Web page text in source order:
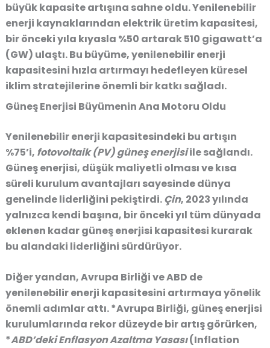
büyük kapasite artışına sahne oldu. Yenilenebilir
enerji kaynaklarından elektrik üretim kapasitesi,
bir önceki yıla kıyasla %50 artarak 510 gigawatt’a
(GW) ulaştı. Bu büyüme, yenilenebilir enerji
kapasitesini hızla artırmayı hedefleyen küresel
iklim stratejilerine önemli bir katkı sağladı.
Güneş Enerjisi Büyümenin Ana Motoru Oldu
Yenilenebilir enerji kapasitesindeki bu artışın
%75’i, fotovoltaik (PV) güneş enerjisiile sağlandı.
Güneş enerjisi, düşük maliyetli olması ve kısa
süreli kurulum avantajları sayesinde dünya
genelinde liderliğini pekiştirdi.Çin, 2023 yılında
yalnızca kendi başına, bir önceki yıl tüm dünyada
eklenen kadar güneş enerjisi kapasitesi kurarak
bu alandaki liderliğini sürdürüyor.
Diğer yandan, Avrupa Birliği ve ABD de
yenilenebilir enerji kapasitesini artırmaya yönelik
önemli adımlar attı. *Avrupa Birliği, güneş enerjisi
kurulumlarında rekor düzeyde bir artış görürken,
*ABD’deki Enflasyon Azaltma Yasası(Inflation